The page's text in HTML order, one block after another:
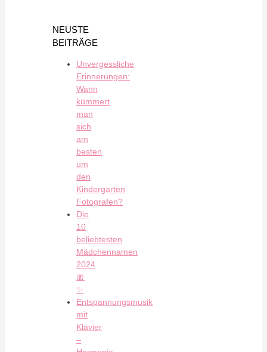
NEUSTE
BEITRÄGE
Unvergessliche
Erinnerungen:
Wann
kümmert
man
sich
am
besten
um
den
Kindergarten
Fotografen?
Die
10
beliebtesten
Mädchennamen
2024
🎀
✨
Entspannungsmusik
mit
Klavier
–